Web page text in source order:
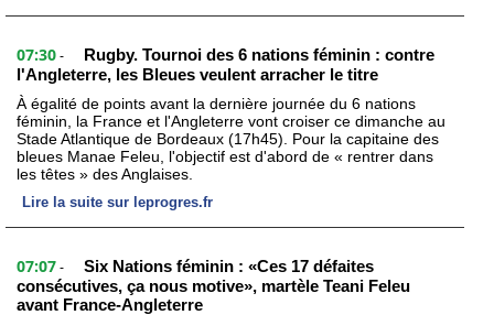
07:30 -
Rugby. Tournoi des 6 nations féminin : contre
l'Angleterre, les Bleues veulent arracher le titre
À égalité de points avant la dernière journée du 6 nations
féminin, la France et l'Angleterre vont croiser ce dimanche au
Stade Atlantique de Bordeaux (17h45). Pour la capitaine des
bleues Manae Feleu, l'objectif est d'abord de « rentrer dans
les têtes » des Anglaises.
Lire la suite sur leprogres.fr
07:07 -
Six Nations féminin : «Ces 17 défaites
consécutives, ça nous motive», martèle Teani Feleu
avant France-Angleterre